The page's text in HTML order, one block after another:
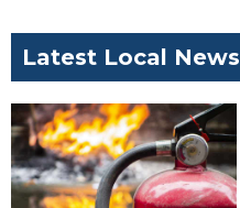
Latest Local News